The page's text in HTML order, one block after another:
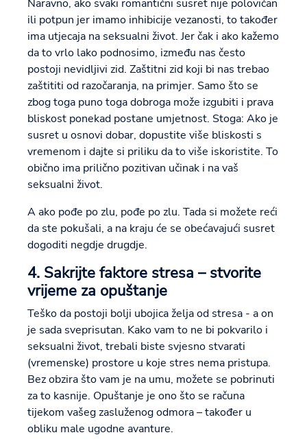
Naravno, ako svaki romantični susret nije polovičan
ili potpun jer imamo inhibicije vezanosti, to također
ima utjecaja na seksualni život. Jer čak i ako kažemo
da to vrlo lako podnosimo, između nas često
postoji nevidljivi zid. Zaštitni zid koji bi nas trebao
zaštititi od razočaranja, na primjer. Samo što se
zbog toga puno toga dobroga može izgubiti i prava
bliskost ponekad postane umjetnost. Stoga: Ako je
susret u osnovi dobar, dopustite više bliskosti s
vremenom i dajte si priliku da to više iskoristite. To
obično ima prilično pozitivan učinak i na vaš
seksualni život.
A ako pođe po zlu, pođe po zlu. Tada si možete reći
da ste pokušali, a na kraju će se obećavajući susret
dogoditi negdje drugdje.
4. Sakrijte faktore stresa – stvorite
vrijeme za opuštanje
Teško da postoji bolji ubojica želja od stresa - a on
je sada sveprisutan. Kako vam to ne bi pokvarilo i
seksualni život, trebali biste svjesno stvarati
(vremenske) prostore u koje stres nema pristupa.
Bez obzira što vam je na umu, možete se pobrinuti
za to kasnije. Opuštanje je ono što se računa
tijekom vašeg zasluženog odmora – također u
obliku male ugodne avanture.